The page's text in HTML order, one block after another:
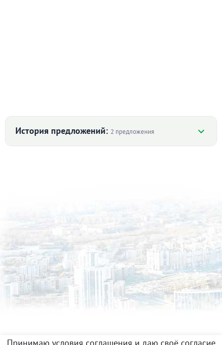
История предложений: 2 предложения
в продаже
1 700 000
с. Косулино, ул. Виктора Цоя, 9 (городской округ
Белоярский) · 41.6 м²
17 марта 2022
90 дн.
1 600 000